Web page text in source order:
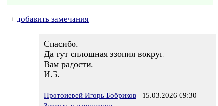
+ добавить замечания
Спасибо.
Да тут сплошная эзопия вокруг.
Вам радости.
И.Б.
Протоиерей Игорь Бобриков 15.03.2026 09:30